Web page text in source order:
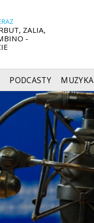
ZALIA,
-
PODCASTY MUZYKA